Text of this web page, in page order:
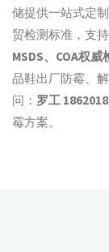
储提供一站式定
贸检测标准，支持
MSDS、COA权威
品鞋出厂防霉、
问： 罗工
霉方案。